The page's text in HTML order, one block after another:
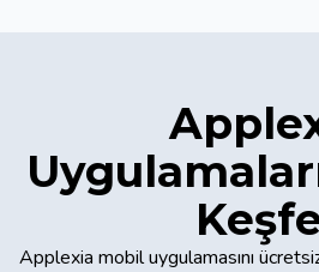
Applexia mobil uygulamasını